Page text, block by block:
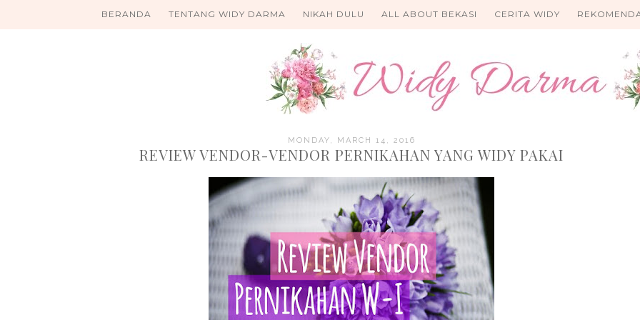
BERANDA TENTANG WIDY DARMA NIKAH DULU ALL ABOUT BEKASI CERITA WIDY
MONDAY, MARCH 14, 2016
REVIEW VENDOR-VENDOR PERNIKAHAN YANG WIDY PAKAI